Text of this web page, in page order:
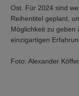
Ost. Für 2024 sind
Reihentitel geplant,
Möglichkeit zu geben
einzigartigen
Foto: Alexander Köffer